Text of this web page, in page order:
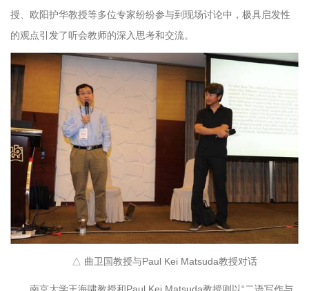
授、欧阳护华教授等多位专家纷纷参与到现场讨论中，极具启发性
的观点引发了听会教师的深入思考和交流。
△ 曲卫国教授与Paul Kei Matsuda教授对话